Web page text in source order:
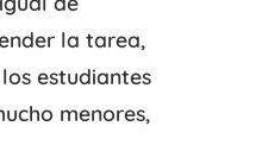
la tarea,
estudiantes
menores,